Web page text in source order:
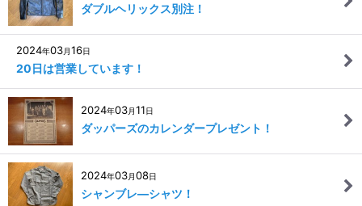
ダブルヘリックス別注！
2024年03月16日
20日は営業しています！
2024年03月11日
ダッパーズのカレンダープレゼント！
2024年03月08日
シャンブレ―シャツ！